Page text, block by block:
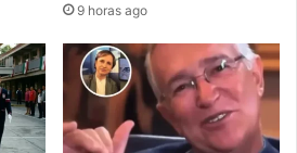
9 horas ago